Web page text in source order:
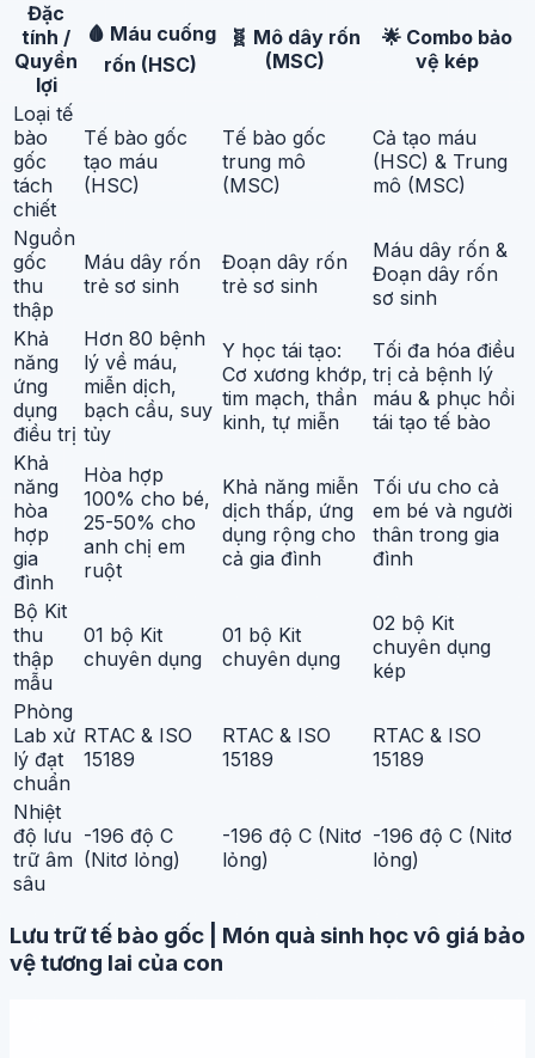
Đặc
tính /
Quyền
lợi
🩸 Máu cuống
rốn (HSC)
🧬 Mô dây rốn
(MSC)
🌟 Combo bảo
vệ kép
Loại tế
bào
gốc
tách
chiết
Tế bào gốc
tạo máu
(HSC)
Tế bào gốc
trung mô
(MSC)
Cả tạo máu
(HSC) & Trung
mô (MSC)
Nguồn
gốc
thu
thập
Máu dây rốn
trẻ sơ sinh
Đoạn dây rốn
trẻ sơ sinh
Máu dây rốn &
Đoạn dây rốn
sơ sinh
Khả
năng
ứng
dụng
điều trị
Hơn 80 bệnh
lý về máu,
miễn dịch,
bạch cầu, suy
tủy
Y học tái tạo:
Cơ xương khớp,
tim mạch, thần
kinh, tự miễn
Tối đa hóa điều
trị cả bệnh lý
máu & phục hồi
tái tạo tế bào
Khả
năng
hòa
hợp
gia
đình
Hòa hợp
100% cho bé,
25-50% cho
anh chị em
ruột
Khả năng miễn
dịch thấp, ứng
dụng rộng cho
cả gia đình
Tối ưu cho cả
em bé và người
thân trong gia
đình
Bộ Kit
thu
thập
mẫu
01 bộ Kit
chuyên dụng
01 bộ Kit
chuyên dụng
02 bộ Kit
chuyên dụng
kép
Phòng
Lab xử
lý đạt
chuẩn
RTAC & ISO
15189
RTAC & ISO
15189
RTAC & ISO
15189
Nhiệt
độ lưu
trữ âm
sâu
-196 độ C
(Nitơ lỏng)
-196 độ C (Nitơ
lỏng)
-196 độ C (Nitơ
lỏng)
Lưu trữ tế bào gốc | Món quà sinh học vô giá bảo
vệ tương lai của con